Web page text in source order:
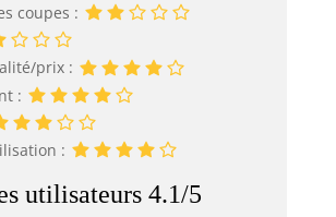
coupes :
prix :
:
:
utilisateurs 4.1/5